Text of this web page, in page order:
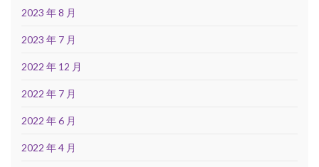
2023 年 8 月
2023 年 7 月
2022 年 12 月
2022 年 7 月
2022 年 6 月
2022 年 4 月